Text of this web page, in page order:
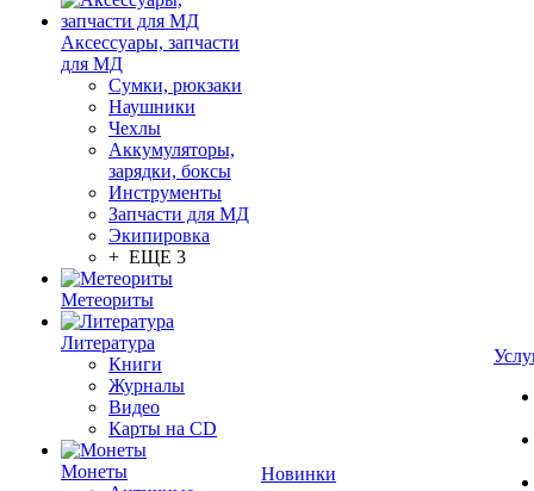
Аксессуары, запчасти
для МД
Сумки, рюкзаки
Наушники
Чехлы
Аккумуляторы,
зарядки, боксы
Инструменты
Запчасти для МД
Экипировка
+ ЕЩЕ 3
Метеориты
Литература
Книги
Журналы
Видео
Карты на CD
Монеты
Новинки